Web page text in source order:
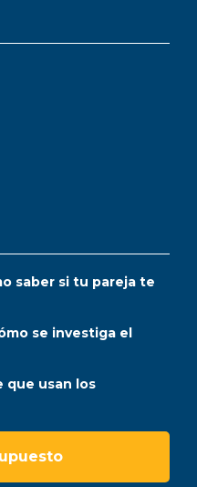
saber si tu pareja te
se investiga el
que usan los